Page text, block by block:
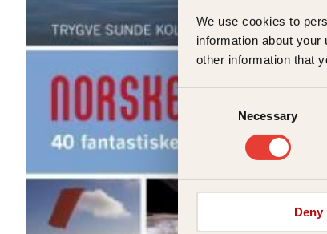
We use cookies to
information about
other information that
Consent
Selection
Necessary
Deny